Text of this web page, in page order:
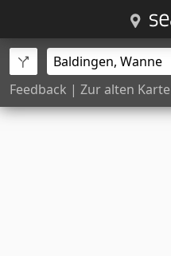
Feedback | Zur alten